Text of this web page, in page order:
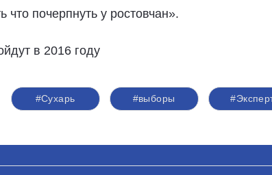
что почерпнуть у ростовчан».
в 2016 году
#Сухарь #выборы